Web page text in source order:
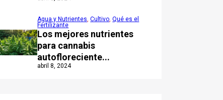
Los mejores nutrientes
para cannabis
autofloreciente...
Agua y Nutrientes,Cultivo,Qué es el
Fertilizante
abril 8, 2024